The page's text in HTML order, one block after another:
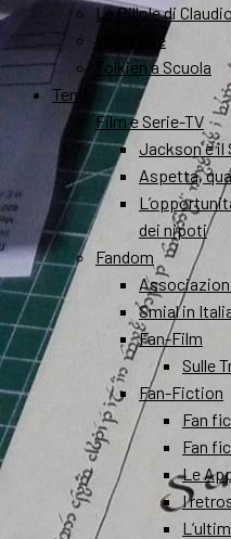
Le Pillole di
Interviste
Tolkien a Scuola
Temi
Film e Serie-TV
Jackson e il
Aspetta,
dei nipoti
Fandom
Smial in
Fan-Film
Sulle
Fan-Fiction
Fan
Fan
Le
I